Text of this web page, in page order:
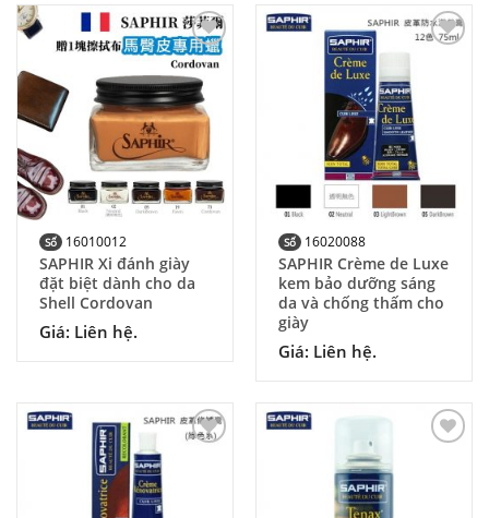
Add to
Wishlist
Số 16010012
SAPHIR Xi đánh giày
đặt biệt dành cho da
Shell Cordovan
Giá: Liên hệ.
Số 16020088
SAPHIR Crème de Luxe
kem bảo dưỡng sáng
da và chống thấm cho
giày
Giá: Liên hệ.